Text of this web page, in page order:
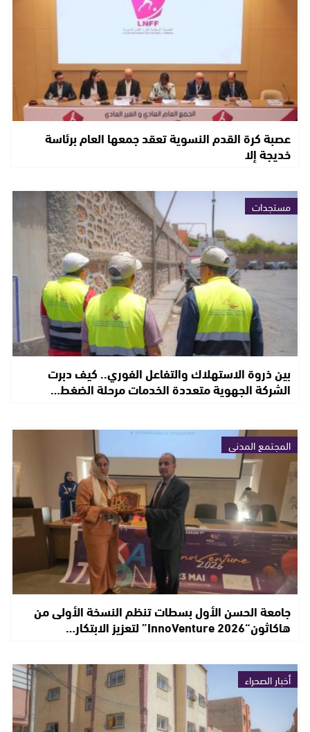
عصبة كرة القدم النسوية تعقد جمعها العام برئاسة
خديجة إلا
مستجدات
بين ذروة الاستهلاك والتفاعل الفوري.. كيف دبرت
الشركة الجهوية متعددة الخدمات مرحلة الضغط…
المجتمع المدني
جامعة الحسن الأول بسطات تنظم النسخة الأولى من
هاكاثون“InnoVenture 2026” لتعزيز الابتكار…
أخبار الصحراء